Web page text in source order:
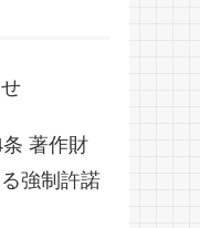
著作財
強制許諾